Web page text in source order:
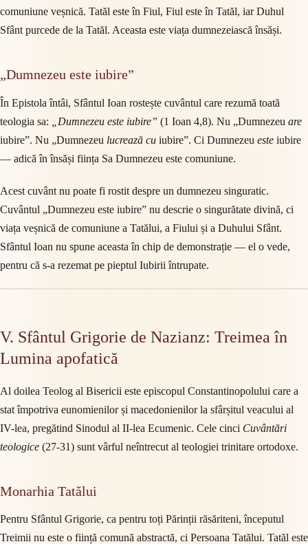
comuniune veșnică. Tatăl este în Fiul, Fiul este în Tatăl, iar Duhul
Sfânt purcede de la Tatăl. Aceasta este viața dumnezeiască însăși.
„Dumnezeu este iubire”
În Epistola întâi, Sfântul Ioan rostește cuvântul care rezumă toată
teologia sa:
„Dumnezeu este iubire” (1 Ioan 4,8). Nu „Dumnezeu are
iubire”. Nu „Dumnezeu lucrează cu iubire”. Ci Dumnezeu este iubire
— adică în însăși ființa Sa Dumnezeu este comuniune.
Acest cuvânt nu poate fi rostit despre un dumnezeu singuratic.
Cuvântul „Dumnezeu este iubire” nu descrie o singurătate divină, ci
viața veșnică de comuniune a Tatălui, a Fiului și a Duhului Sfânt.
Sfântul Ioan nu spune aceasta în chip de demonstrație — el o vede,
pentru că s-a rezemat pe pieptul Iubirii întrupate.
V. Sfântul Grigorie de Nazianz: Treimea în
Lumina apofatică
Al doilea Teolog al Bisericii este episcopul Constantinopolului care a
stat împotriva eunomienilor și macedonienilor la sfârșitul veacului al
IV-lea, pregătind Sinodul al II-lea Ecumenic. Cele cinci Cuvântări
teologice (27-31) sunt vârful neîntrecut al teologiei trinitare ortodoxe.
Monarhia Tatălui
Pentru Sfântul Grigorie, ca pentru toți Părinții răsăriteni, începutul
Treimii nu este o ființă comună abstractă, ci Persoana Tatălui. Tatăl este